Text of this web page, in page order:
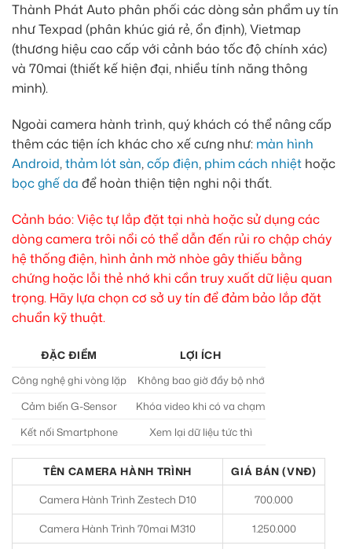
Thành Phát Auto phân phối các dòng sản phẩm uy tín
như Texpad (phân khúc giá rẻ, ổn định), Vietmap
(thương hiệu cao cấp với cảnh báo tốc độ chính xác)
và 70mai (thiết kế hiện đại, nhiều tính năng thông
minh).
Ngoài camera hành trình, quý khách có thể nâng cấp
thêm các tiện ích khác cho xế cưng như: màn hình
Android,thảm lót sàn,cốp điện, phim cách nhiệt hoặc
bọc ghế da để hoàn thiện tiện nghi nội thất.
Cảnh báo: Việc tự lắp đặt tại nhà hoặc sử dụng các
dòng camera trôi nổi có thể dẫn đến rủi ro chập cháy
hệ thống điện, hình ảnh mờ nhòe gây thiếu bằng
chứng hoặc lỗi thẻ nhớ khi cần truy xuất dữ liệu quan
trọng. Hãy lựa chọn cơ sở uy tín để đảm bảo lắp đặt
chuẩn kỹ thuật.
ĐẶC ĐIỂM
LỢI ÍCH
Công nghệ ghi vòng lặp
Không bao giờ đầy bộ nhớ
Cảm biến G-Sensor
Khóa video khi có va chạm
Kết nối Smartphone
Xem lại dữ liệu tức thì
TÊN CAMERA HÀNH TRÌNH
GIÁ BÁN (VNĐ)
Camera Hành Trình Zestech D10
700.000
Camera Hành Trình 70mai M310 1.250.000